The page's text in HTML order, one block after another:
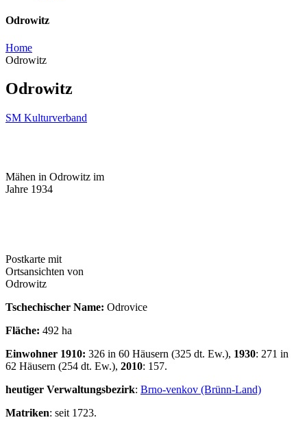
Odrowitz
Home
Odrowitz
Odrowitz
SM Kulturverband
Mähen in Odrowitz im
Jahre 1934
Postkarte mit
Ortsansichten von
Odrowitz
Tschechischer Name: Odrovice
Fläche: 492 ha
Einwohner 1910: 326 in 60 Häusern (325 dt. Ew.), 1930: 271 in
62 Häusern (254 dt. Ew.), 2010: 157.
heutiger Verwaltungsbezirk: Brno-venkov (Brünn-Land)
Matriken: seit 1723.